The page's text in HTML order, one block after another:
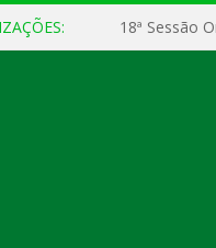
18ª Sessão